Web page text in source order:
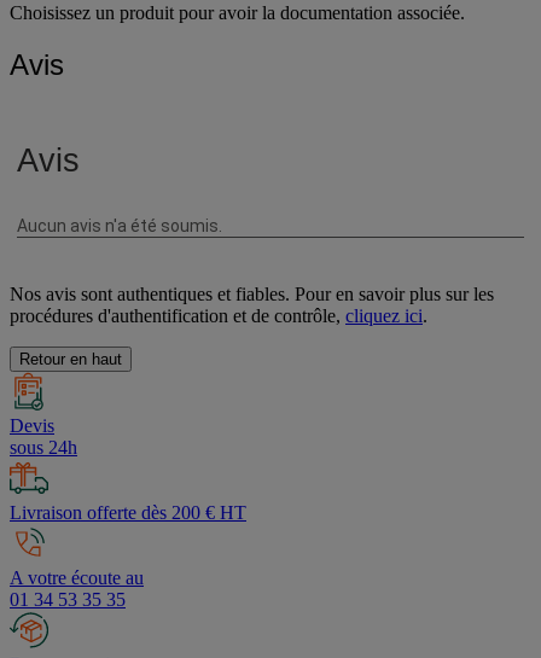
Avis
Nos avis sont authentiques et fiables. Pour en savoir plus sur les
Retour en haut
Devis
sous 24h
Livraison offerte dès 200 € HT
A votre écoute au
01 34 53 35 35